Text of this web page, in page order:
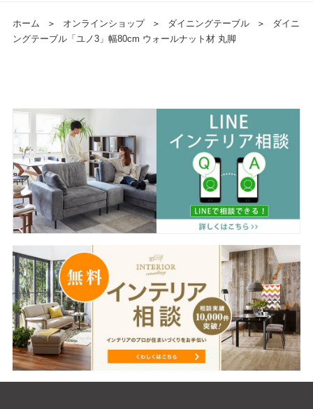
ホーム ＞ オンラインショップ ＞ ダイニングテーブル ＞
ダイニ
ングテーブル「ユノ3」幅80cm ウォールナット材 丸脚